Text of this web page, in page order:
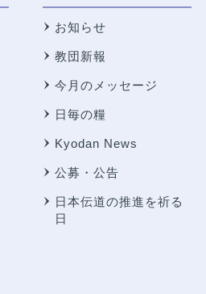
お知らせ
教団新報
今月のメッセージ
日毎の糧
Kyodan News
公募・公告
日本伝道の推進を祈る
日